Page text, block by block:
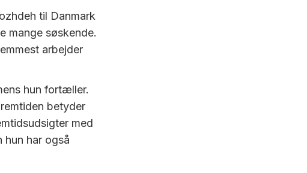
til Danmark
mange søskende.
arbejder
hun fortæller.
betyder
med
hun har også